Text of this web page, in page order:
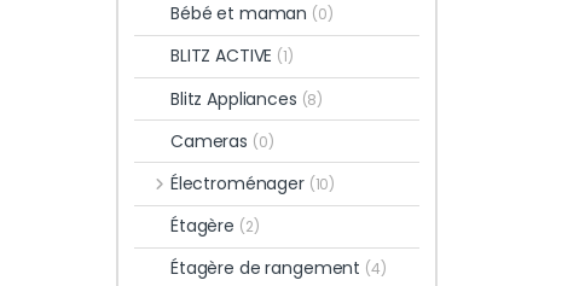
Bébé et maman (0)
BLITZ ACTIVE (1)
Blitz Appliances (8)
Cameras (0)
Électroménager (10)
Étagère (2)
Étagère de rangement (4)